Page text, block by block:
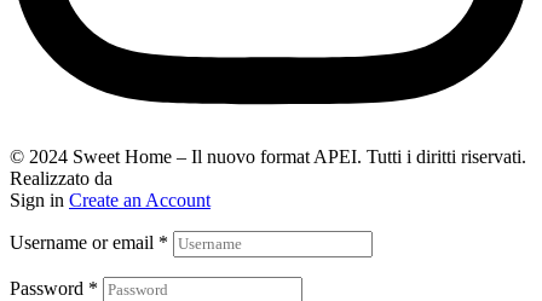
© 2024 Sweet Home – Il nuovo format APEI. Tutti i diritti riservati.
Realizzato da
Sign in Create an Account
Username or email *
Password *